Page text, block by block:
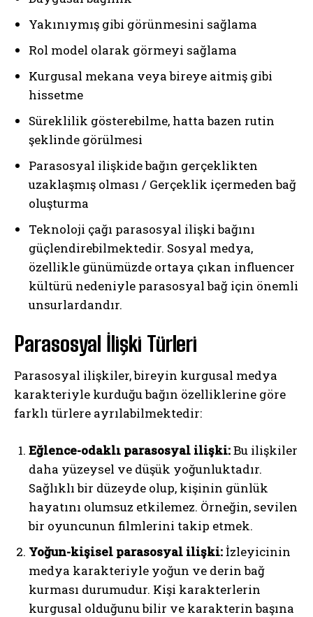
ABONE OL
Gizlilik politikasını okudum, onaylıyorum.
Yakınıymış gibi görünmesini sağlama
Rol model olarak görmeyi sağlama
Kurgusal mekana veya bireye aitmiş gibi
hissetme
Süreklilik gösterebilme, hatta bazen rutin
şeklinde görülmesi
Parasosyal ilişkide bağın gerçeklikten
uzaklaşmış olması / Gerçeklik içermeden bağ
oluşturma
Teknoloji çağı parasosyal ilişki bağını
güçlendirebilmektedir. Sosyal medya,
özellikle günümüzde ortaya çıkan influencer
kültürü nedeniyle parasosyal bağ için önemli
unsurlardandır.
Parasosyal İlişki Türleri
Parasosyal ilişkiler, bireyin kurgusal medya
karakteriyle kurduğu bağın özelliklerine göre
farklı türlere ayrılabilmektedir:
Eğlence-odaklı parasosyal ilişki:Bu ilişkiler
daha yüzeysel ve düşük yoğunluktadır.
Sağlıklı bir düzeyde olup, kişinin günlük
hayatını olumsuz etkilemez. Örneğin, sevilen
bir oyuncunun filmlerini takip etmek.
Yoğun-kişisel parasosyal ilişki:İzleyicinin
medya karakteriyle yoğun ve derin bağ
kurması durumudur. Kişi karakterlerin
kurgusal olduğunu bilir ve karakterin başına